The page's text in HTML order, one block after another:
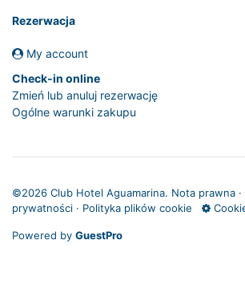
Rezerwacja
My account
Check-in online
Zmień lub anuluj rezerwację
Ogólne warunki zakupu
©2026 Club Hotel Aguamarina. Nota prawna ·
prywatności · Polityka plików cookie
Powered by GuestPro